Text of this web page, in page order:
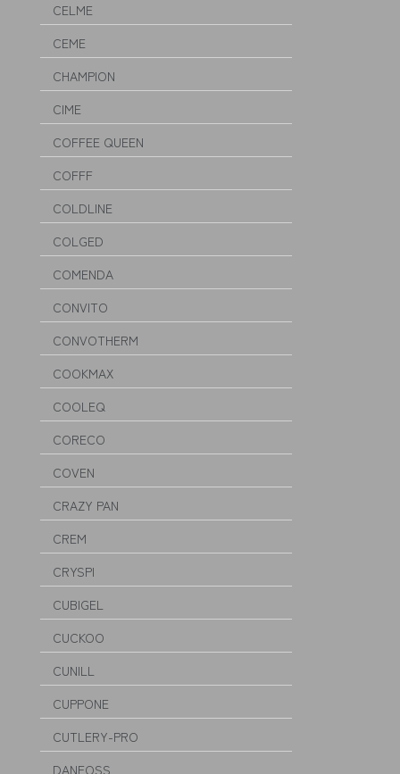
CELME
CEME
CHAMPION
CIME
COFFEE QUEEN
COFFF
COLDLINE
COLGED
COMENDA
CONVITO
CONVOTHERM
COOKMAX
COOLEQ
CORECO
COVEN
CRAZY PAN
CREM
CRYSPI
CUBIGEL
CUCKOO
CUNILL
CUPPONE
CUTLERY-PRO
DANFOSS